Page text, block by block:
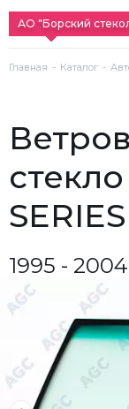
АО "Борский
Главная Каталог
ветровое зеленое
SERIES
1995 -